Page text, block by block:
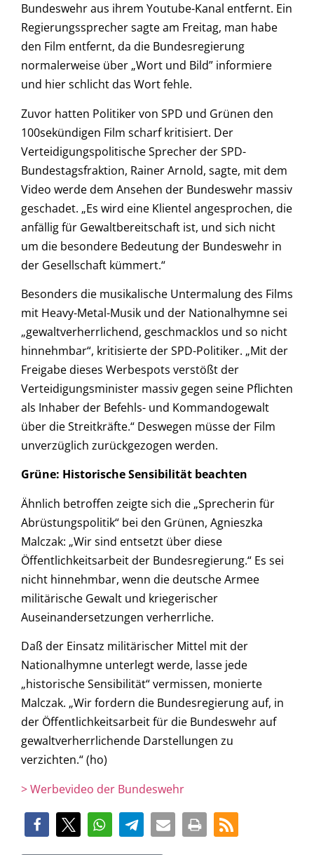
Bundeswehr aus ihrem Youtube-Kanal entfernt. Ein
Regierungssprecher sagte am Freitag, man habe
den Film entfernt, da die Bundesregierung
normalerweise über „Wort und Bild” informiere
und hier schlicht das Wort fehle.
Zuvor hatten Politiker von SPD und Grünen den
100sekündigen Film scharf kritisiert. Der
Verteidigungspolitische Sprecher der SPD-
Bundestagsfraktion, Rainer Arnold, sagte, mit dem
Video werde dem Ansehen der Bundeswehr massiv
geschadet. „Es wird eine Klientel angesprochen, die
anfällig für Gewaltbereitschaft ist, und sich nicht
um die besondere Bedeutung der Bundeswehr in
der Gesellschaft kümmert.“
Besonders die musikalische Untermalung des Films
mit Heavy-Metal-Musik und der Nationalhymne sei
„gewaltverherrlichend, geschmacklos und so nicht
hinnehmbar“, kritisierte der SPD-Politiker. „Mit der
Freigabe dieses Werbespots verstößt der
Verteidigungsminister massiv gegen seine Pflichten
als Inhaber der Befehls- und Kommandogewalt
über die Streitkräfte.“ Deswegen müsse der Film
unverzüglich zurückgezogen werden.
Grüne: Historische Sensibilität beachten
Ähnlich betroffen zeigte sich die „Sprecherin für
Abrüstungspolitik“ bei den Grünen, Agnieszka
Malczak: „Wir sind entsetzt über diese
Öffentlichkeitsarbeit der Bundesregierung.“ Es sei
nicht hinnehmbar, wenn die deutsche Armee
militärische Gewalt und kriegerischer
Auseinandersetzungen verherrliche.
Daß der Einsatz militärischer Mittel mit der
Nationalhymne unterlegt werde, lasse jede
„historische Sensibilität“ vermissen, monierte
Malczak. „Wir fordern die Bundesregierung auf, in
der Öffentlichkeitsarbeit für die Bundeswehr auf
gewaltverherrlichende Darstellungen zu
verzichten.“ (ho)
> Werbevideo der Bundeswehr